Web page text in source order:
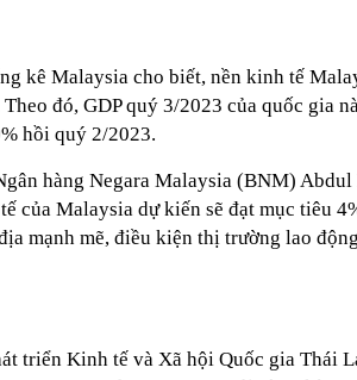
kê Malaysia cho biết, nền kinh tế
đó, GDP quý 3/2023 của quốc gia
hồi quý 2/2023.
hàng Negara Malaysia (BNM) Abdul
của Malaysia dự kiến sẽ đạt mục tiêu
mạnh mẽ, điều kiện thị trường lao
triển Kinh tế và Xã hội Quốc gia Thái